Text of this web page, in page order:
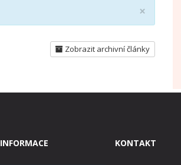
×Close
Zobrazit archivní články
INFORMACE KONTAKT